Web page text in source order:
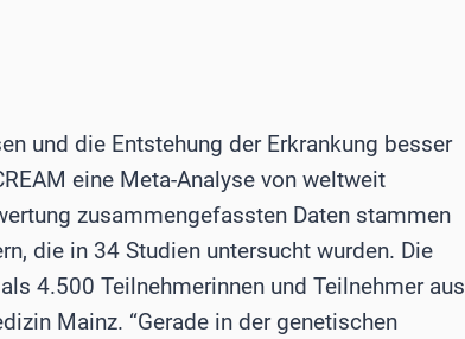
und die Entstehung der Erkrankung besser
eine Meta-Analyse von weltweit
zusammengefassten Daten stammen
die in 34 Studien untersucht wurden. Die
4.500 Teilnehmerinnen und Teilnehmer aus
Mainz. “Gerade in der genetischen